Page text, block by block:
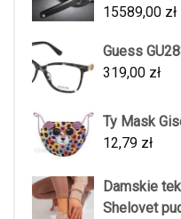
15589,00 zł
Guess
319,00 zł
Ty Mask
12,79 zł
Damskie
Shelovet